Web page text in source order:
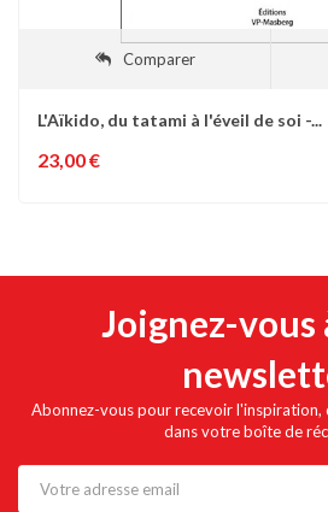
Comparer
L'Aïkido, du tatami à l'éveil de soi -...
23,00 €
Joignez-vous
Abonnez-vous pour recevoir l'inspiration,
dans votre boîte de